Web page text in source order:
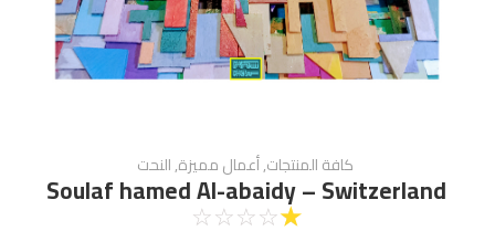
كافة المنتجات,أعمال مميزة,النحت
Soulaf hamed Al-abaidy – Switzerland
☆
☆
☆
☆
☆